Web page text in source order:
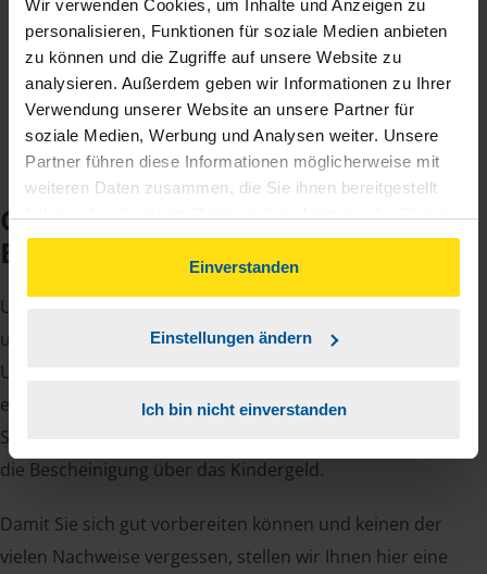
Wir verwenden Cookies, um Inhalte und Anzeigen zu
personalisieren, Funktionen für soziale Medien anbieten
zu können und die Zugriffe auf unsere Website zu
analysieren. Außerdem geben wir Informationen zu Ihrer
Verwendung unserer Website an unsere Partner für
soziale Medien, Werbung und Analysen weiter. Unsere
Partner führen diese Informationen möglicherweise mit
weiteren Daten zusammen, die Sie ihnen bereitgestellt
gesammelt haben. Indem Sie auf Einverstanden klicken,
können Sie der Verwendung von Cookies, gemäß
unserer
Einverstanden
Einstellungen ändern
Ich bin nicht einverstanden
jährlichen Mitgliedsbeitrag, der sich nach Ihren
Jahreseinnahmen richtet.
Checkliste für Ihr
Beratungsgespräch
Um Ihre Steuererklärung erstellen zu können, benötigen
unsere Beraterinnen und Berater eine Reihe von
Unterlagen von Ihnen. Dazu gehört beispielsweise die
elektronische Lohnsteuerbescheinigung, Ihre
Steueridentifikationsnummer, der Rentenbescheid oder
die Bescheinigung über das Kindergeld.
Damit Sie sich gut vorbereiten können und keinen der
vielen Nachweise vergessen, stellen wir Ihnen hier eine